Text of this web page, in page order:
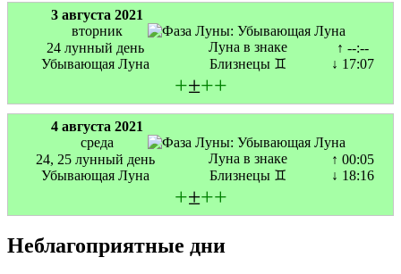
3 августа 2021
вторник
24 лунный день
Убывающая Луна
Луна в знаке
Близнецы ♊
↑ --:--
↓ 17:07
+±++
4 августа 2021
среда
24, 25 лунный день
Убывающая Луна
Луна в знаке
Близнецы ♊
↑ 00:05
↓ 18:16
+±++
Неблагоприятные дни